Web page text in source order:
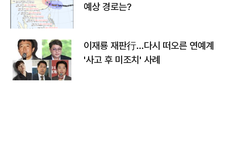
예상 경로는?
이재룡 재판行…다시 떠오른 연예계
'사고 후 미조치' 사례